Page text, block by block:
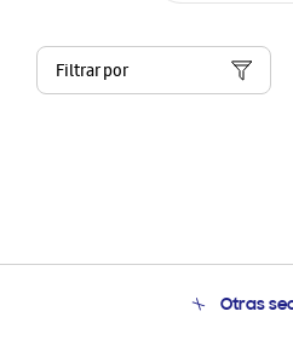
Filtrar por
Otras